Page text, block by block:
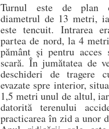
Turnul este de plan
diametrul de 13 metri,
este tencuit. Intrarea
partea de nord, la 4
pământ şi pentru acces
scară. În jumătatea de
deschideri de tragere
evazate spre interior,
1,5 metri unul de altul,
datorită terenului
practicarea în zid a unor